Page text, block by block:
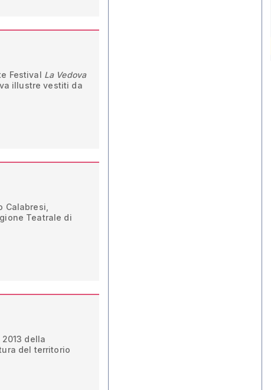
Festival La Vedova
illustre vestiti da
Calabresi,
Teatrale di
della
del territorio